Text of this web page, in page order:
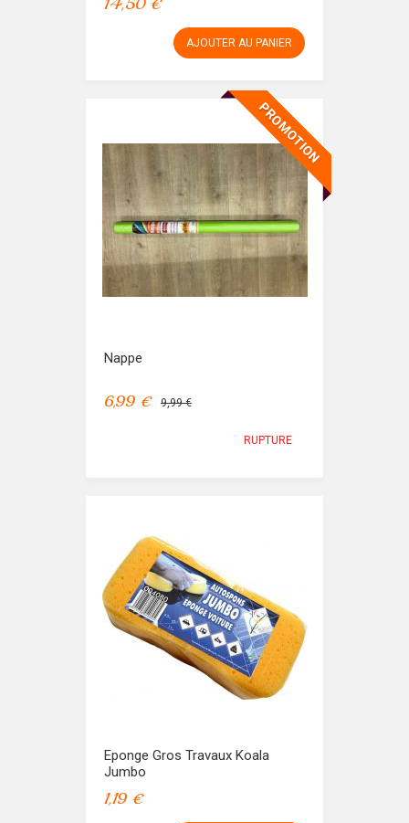
AJOUTER AU PANIER
PROMOTION
Nappe
6,99 € 9,99 €
RUPTURE
Eponge Gros Travaux Koala
Jumbo
1,19 €